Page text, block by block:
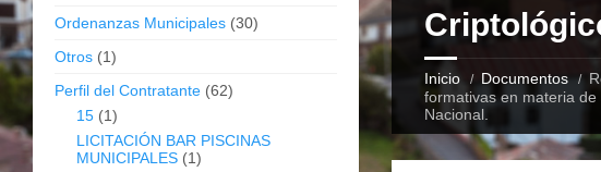
Inicio Documentos
formativas en materia
Nacional.
Ordenanzas Municipales (30)
Otros (1)
Perfil del Contratante (62)
15 (1)
LICITACIÓN BAR PISCINAS
MUNICIPALES (1)